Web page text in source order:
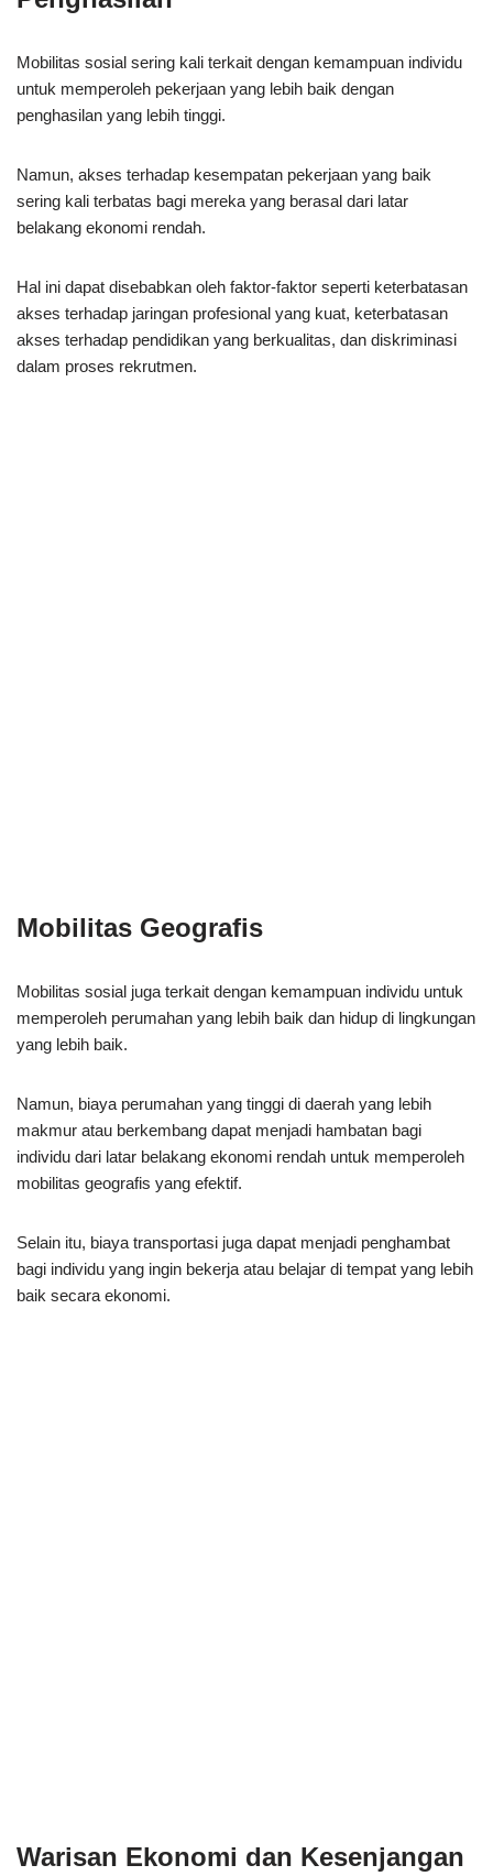
Mobilitas sosial sering kali terkait dengan kemampuan individu
untuk memperoleh pekerjaan yang lebih baik dengan
penghasilan yang lebih tinggi.
Namun, akses terhadap kesempatan pekerjaan yang baik
sering kali terbatas bagi mereka yang berasal dari latar
belakang ekonomi rendah.
Hal ini dapat disebabkan oleh faktor-faktor seperti keterbatasan
akses terhadap jaringan profesional yang kuat, keterbatasan
akses terhadap pendidikan yang berkualitas, dan diskriminasi
dalam proses rekrutmen.
Mobilitas Geografis
Mobilitas sosial juga terkait dengan kemampuan individu untuk
memperoleh perumahan yang lebih baik dan hidup di lingkungan
yang lebih baik.
Namun, biaya perumahan yang tinggi di daerah yang lebih
makmur atau berkembang dapat menjadi hambatan bagi
individu dari latar belakang ekonomi rendah untuk memperoleh
mobilitas geografis yang efektif.
Selain itu, biaya transportasi juga dapat menjadi penghambat
bagi individu yang ingin bekerja atau belajar di tempat yang lebih
baik secara ekonomi.
Warisan Ekonomi dan Kesenjangan